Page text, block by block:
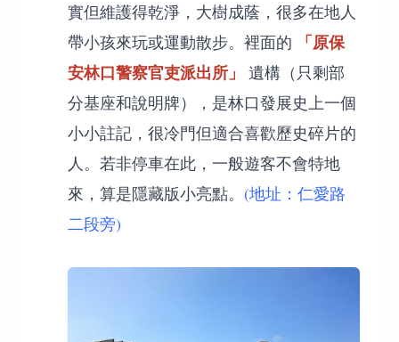
實但維護得乾淨，大樹成蔭，很多在地人
帶小孩來玩或運動散步。裡面的
「原保
安林口警察官吏派出所」
遺構（只剩部
分基座和說明牌），是林口發展史上一個
小小註記，很冷門但適合喜歡歷史碎片的
人。若非停車在此，一般遊客不會特地
來，算是隱藏版小亮點。 (地址：仁愛路
二段旁)